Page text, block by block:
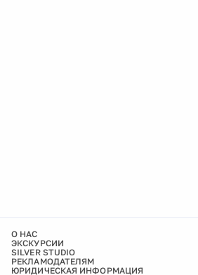
О НАС
ЭКСКУРСИИ
SILVER STUDIO
РЕКЛАМОДАТЕЛЯМ
ЮРИДИЧЕСКАЯ ИНФОРМАЦИЯ